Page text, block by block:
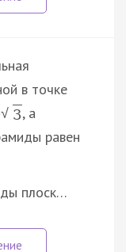
в точке
√ 3, а
равен
плоск…